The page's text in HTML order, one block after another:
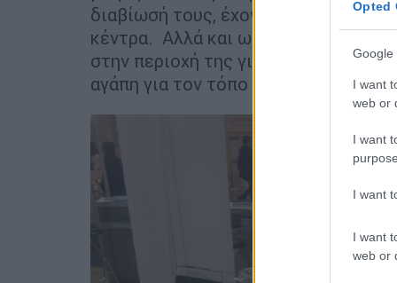
Opted
Google
I want
web or
I want
I want
I want
web or
διαβίωσή τους, έχοντας ίσες
κέντρα. Αλλά και ως γυναίκα θέλει
στην περιοχή της για να ασχοληθούν
αγάπη για τον τόπο της.